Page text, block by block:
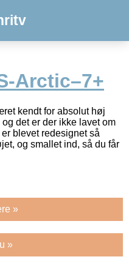
Arctic–7+
kendt for absolut høj
det er der ikke lavet om
blevet redesignet så
og smallet ind, så du får
»
»